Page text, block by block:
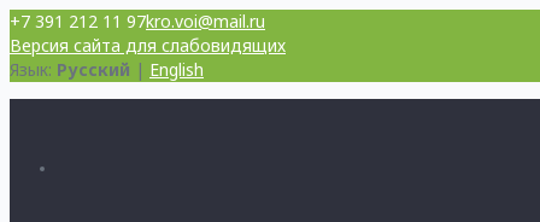
+7 391 212 11 97kro.voi@mail.ru
Версия сайта для слабовидящих
Язык: Русский | English